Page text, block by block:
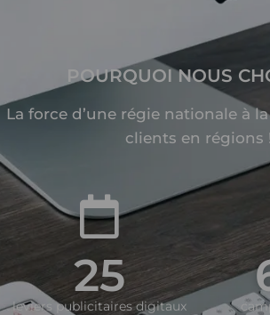
POURQUOINOUS
La force d’une régie nationale à
clients en régions !
leviers publicitaires digitaux
25